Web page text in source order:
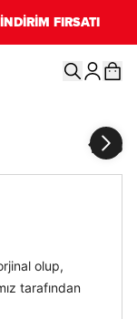
FIRSATI
1 / 6
olup,
tarafından